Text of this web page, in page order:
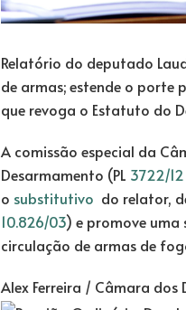
Relatório do deputado
de armas; estende o porte
que revoga o Estatuto do
A comissão especial da
Desarmamento (PL 3722/12
o substitutivo do relator,
10.826/03) e promove uma
circulação de armas de
Alex Ferreira / Câmara dos